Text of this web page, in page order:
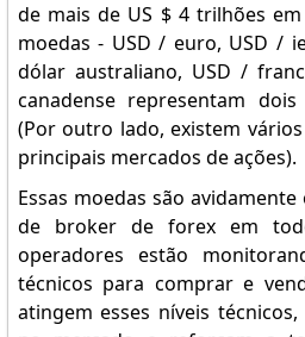
de mais de US $ 4 trilhões
moedas - USD / euro, USD /
dólar australiano, USD /
canadense representam
(Por outro lado, existem
principais mercados de ações).
Essas moedas são
de broker de forex em
operadores estão
técnicos para comprar e
atingem esses níveis